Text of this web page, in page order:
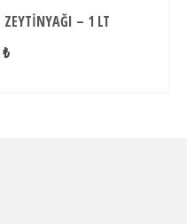
– 1 LT